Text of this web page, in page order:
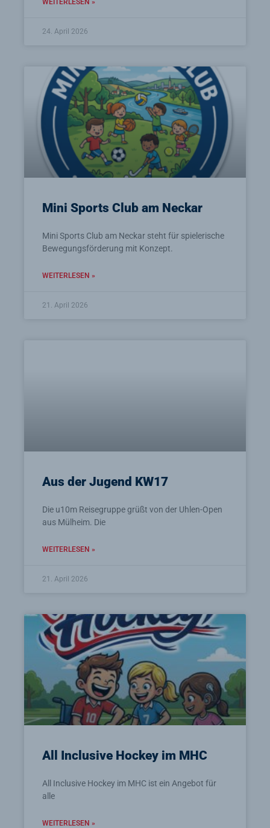
24. April 2026
Mini Sports Club am Neckar
Mini Sports Club am Neckar steht für spielerische
Bewegungsförderung mit Konzept.
WEITERLESEN »
21. April 2026
Aus der Jugend KW17
Die u10m Reisegruppe grüßt von der Uhlen-Open
aus Mülheim. Die
WEITERLESEN »
21. April 2026
All Inclusive Hockey im MHC
All Inclusive Hockey im MHC ist ein Angebot für
alle
WEITERLESEN »